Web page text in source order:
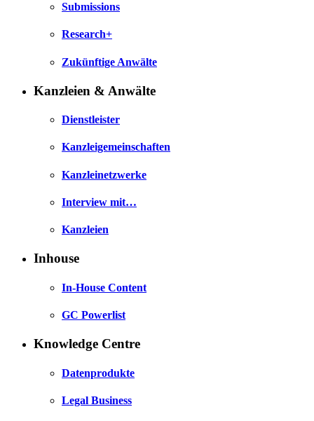
Submissions
Research+
Zukünftige Anwälte
Kanzleien & Anwälte
Dienstleister
Kanzleigemeinschaften
Kanzleinetzwerke
Interview mit…
Kanzleien
Inhouse
In-House Content
GC Powerlist
Knowledge Centre
Datenprodukte
Legal Business